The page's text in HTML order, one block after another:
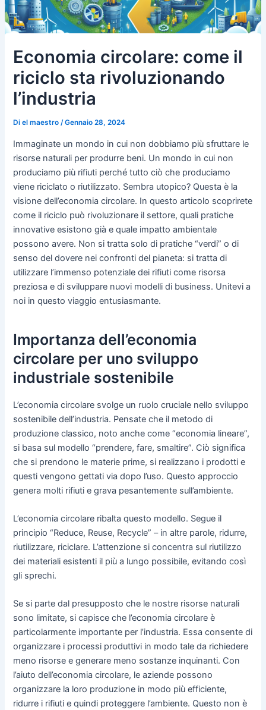
Economia circolare: come il
riciclo sta rivoluzionando
l’industria
Diel maestro/Gennaio 28, 2024
Immaginate un mondo in cui non dobbiamo più sfruttare le
risorse naturali per produrre beni. Un mondo in cui non
produciamo più rifiuti perché tutto ciò che produciamo
viene riciclato o riutilizzato. Sembra utopico? Questa è la
visione dell’economia circolare. In questo articolo scoprirete
come il riciclo può rivoluzionare il settore, quali pratiche
innovative esistono già e quale impatto ambientale
possono avere. Non si tratta solo di pratiche “verdi” o di
senso del dovere nei confronti del pianeta: si tratta di
utilizzare l’immenso potenziale dei rifiuti come risorsa
preziosa e di sviluppare nuovi modelli di business. Unitevi a
noi in questo viaggio entusiasmante.
Importanza dell’economia
circolare per uno sviluppo
industriale sostenibile
L’economia circolare svolge un ruolo cruciale nello sviluppo
sostenibile dell’industria. Pensate che il metodo di
produzione classico, noto anche come “economia lineare”,
si basa sul modello “prendere, fare, smaltire”. Ciò significa
che si prendono le materie prime, si realizzano i prodotti e
questi vengono gettati via dopo l’uso. Questo approccio
genera molti rifiuti e grava pesantemente sull’ambiente.
L’economia circolare ribalta questo modello. Segue il
principio “Reduce, Reuse, Recycle” – in altre parole, ridurre,
riutilizzare, riciclare. L’attenzione si concentra sul riutilizzo
dei materiali esistenti il più a lungo possibile, evitando così
gli sprechi.
Se si parte dal presupposto che le nostre risorse naturali
sono limitate, si capisce che l’economia circolare è
particolarmente importante per l’industria. Essa consente di
organizzare i processi produttivi in modo tale da richiedere
meno risorse e generare meno sostanze inquinanti. Con
l’aiuto dell’economia circolare, le aziende possono
organizzare la loro produzione in modo più efficiente,
ridurre i rifiuti e quindi proteggere l’ambiente. Questo non è